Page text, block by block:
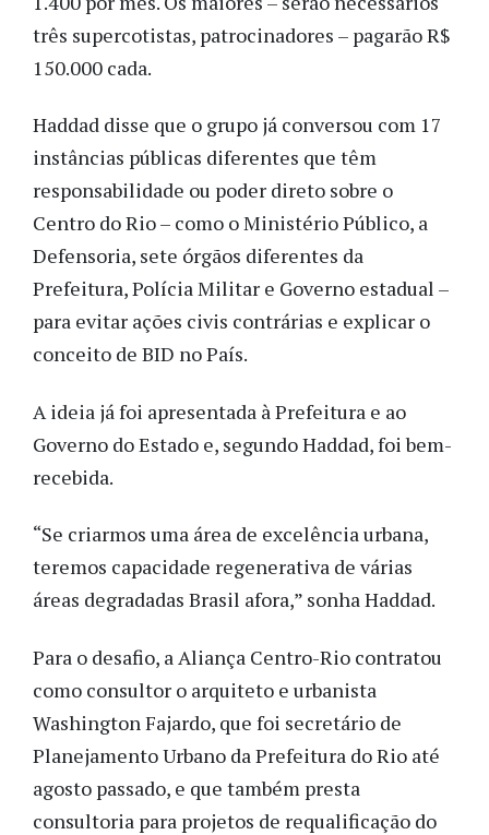
três supercotistas, patrocinadores – pagarão R$
150.000 cada.
Haddad disse que o grupo já conversou com 17
instâncias públicas diferentes que têm
responsabilidade ou poder direto sobre o
Centro do Rio – como o Ministério Público, a
Defensoria, sete órgãos diferentes da
Prefeitura, Polícia Militar e Governo estadual –
para evitar ações civis contrárias e explicar o
conceito de BID no País.
A ideia já foi apresentada à Prefeitura e ao
Governo do Estado e, segundo Haddad, foi bem-
recebida.
“Se criarmos uma área de excelência urbana,
teremos capacidade regenerativa de várias
áreas degradadas Brasil afora,” sonha Haddad.
Para o desafio, a Aliança Centro-Rio contratou
como consultor o arquiteto e urbanista
Washington Fajardo, que foi secretário de
Planejamento Urbano da Prefeitura do Rio até
agosto passado, e que também presta
consultoria para projetos de requalificação do